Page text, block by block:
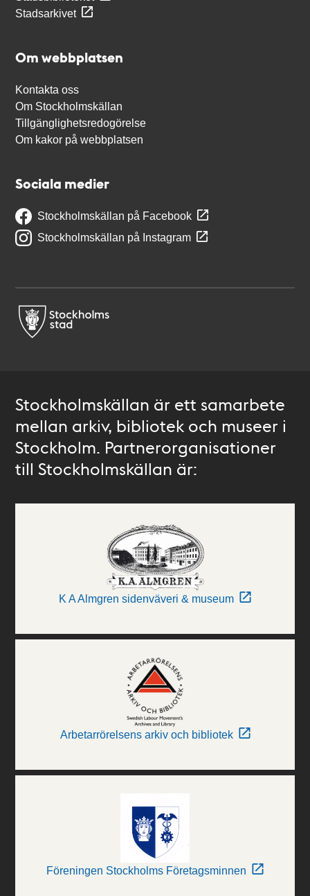
Stadsarkivet
Om webbplatsen
Kontakta oss
Om Stockholmskällan
Tillgänglighetsredogörelse
Om kakor på webbplatsen
Sociala medier
Stockholmskällan på Facebook
Stockholmskällan på Instagram
Stockholmskällan är ett samarbete
mellan arkiv, bibliotek och museer i
Stockholm. Partnerorganisationer
till Stockholmskällan är:
K A Almgren sidenväveri & museum
Arbetarrörelsens arkiv och bibliotek
Föreningen Stockholms Företagsminnen